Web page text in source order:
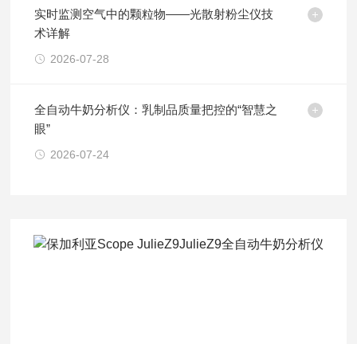
实时监测空气中的颗粒物——光散射粉尘仪技
术详解
2026-07-28
全自动牛奶分析仪：乳制品质量把控的“智慧之
眼”
2026-07-24